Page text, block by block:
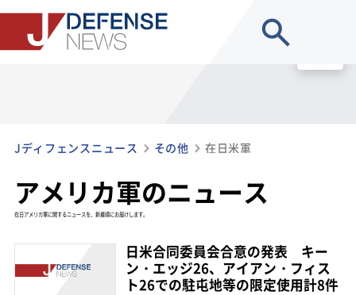
Jディフェンスニュース その他 在日米軍
アメリカ軍のニュース
在日アメリカ軍に関するニュースを、新着順にお届けします。
日米合同委員会合意の発表 キー
ン・エッジ26、アイアン・フィス
ト26での駐屯地等の限定使用計8件